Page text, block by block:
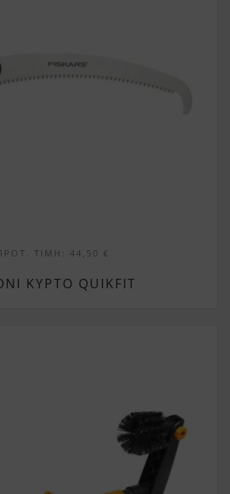
ΤΙΜΉ: 44,50 €
ΚΥΡΤΌ QUIKFIT